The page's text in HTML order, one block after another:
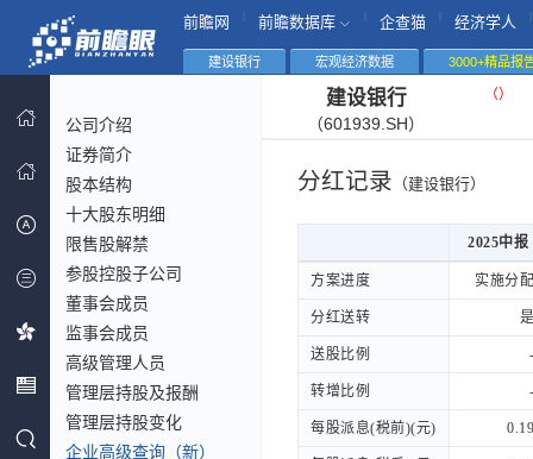
前瞻网 前瞻数据库 企查猫 经济学人
建设银行 宏观经济数据 3000+精品报
公司介绍
证券简介
股本结构
十大股东明细
限售股解禁
参股控股子公司
董事会成员
监事会成员
高级管理人员
管理层持股及报酬
管理层持股变化
企业高级查询（新）
建设银行
（601939.SH）
（）
分红记录 （建设银行）
2025中报
2025中报
方案进度 实施分配
分红送转 是
送股比例 -
转增比例 -
每股派息(税前)(元) 0.19
方案进度
分红送转
送股比例
转增比例
每股派息(税前)(元)